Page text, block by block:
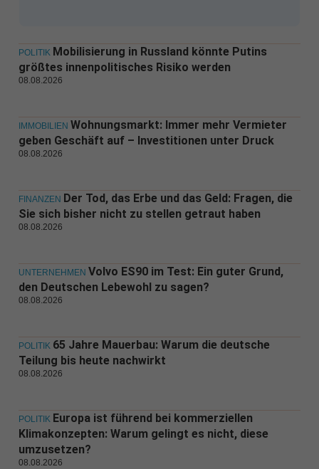
POLITIK Mobilisierung in Russland könnte Putins
größtes innenpolitisches Risiko werden
08.08.2026
IMMOBILIEN Wohnungsmarkt: Immer mehr Vermieter
geben Geschäft auf – Investitionen unter Druck
08.08.2026
FINANZEN Der Tod, das Erbe und das Geld: Fragen, die
Sie sich bisher nicht zu stellen getraut haben
08.08.2026
UNTERNEHMEN Volvo ES90 im Test: Ein guter Grund,
den Deutschen Lebewohl zu sagen?
08.08.2026
POLITIK 65 Jahre Mauerbau: Warum die deutsche
Teilung bis heute nachwirkt
08.08.2026
POLITIK Europa ist führend bei kommerziellen
Klimakonzepten: Warum gelingt es nicht, diese
umzusetzen?
08.08.2026